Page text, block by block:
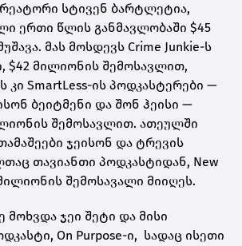
სტივენ ბარტლეტია,
ერთი წლის განმავლობაში $45
მას მოსდევს Crime Junkie-ს
$42 მილიონის შემოსავლით,
კი SmartLess-ის პოდკასტერები —
ბეიტმენი და შონ ჰეისი —
შემოსავლით. ათეულში
ჯეისონ და ტრევის
თავიანთი პოდკასტიდან, New
შემოსავალი მიიღეს.
მოხვდა ჯეი შეტი და მისი
On Purpose-ი, სადაც ისეთი